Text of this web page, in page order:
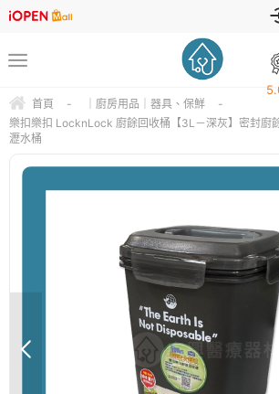
首頁 - ｜廚房用品｜器具、保鮮
-
樂扣樂扣 LocknLock 廚餘回收桶【3L－深灰】密封廚
瀝水桶